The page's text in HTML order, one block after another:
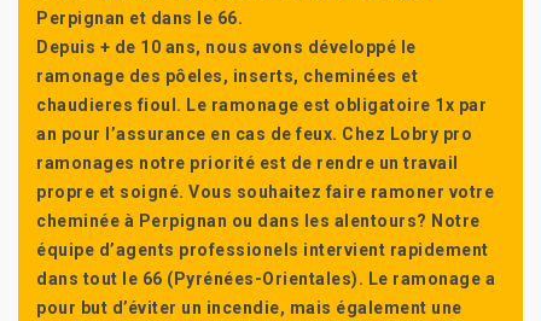
Perpignan et dans le 66.
Depuis + de 10 ans, nous avons développé le
ramonage des pôeles, inserts, cheminées et
chaudieres fioul. Le ramonage est obligatoire 1x par
an pour l’assurance en cas de feux. Chez Lobry pro
ramonages notre priorité est de rendre un travail
propre et soigné. Vous souhaitez faire ramoner votre
cheminée à Perpignan ou dans les alentours? Notre
équipe d’agents professionels intervient rapidement
dans tout le 66 (Pyrénées-Orientales). Le ramonage a
pour but d’éviter un incendie, mais également une